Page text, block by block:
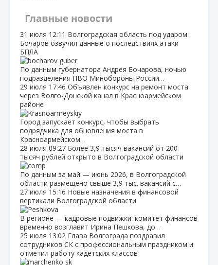
Главные новости
31 июля 12:11 Волгоградская область под ударом:
Бочаров озвучил данные о последствиях атаки
БПЛА
По данным губернатора Андрея Бочарова, ночью
подразделения ПВО Минобороны России…
29 июля 17:46 Объявлен конкурс на ремонт моста
через Волго‑Донской канал в Красноармейском
районе
Город запускает конкурс, чтобы выбрать
подрядчика для обновления моста в
Красноармейском…
28 июля 09:27 Более 3,9 тысяч вакансий от 200
тысяч рублей открыто в Волгоградской области
По данным за май — июнь 2026, в Волгоградской
области размещено свыше 3,9 тыс. вакансий с…
27 июля 15:16 Новые назначения в финансовой
вертикали Волгоградской области
В регионе — кадровые подвижки: комитет финансов
временно возглавит Ирина Пешкова, до…
25 июля 13:02 Глава Волгограда поздравил
сотрудников СК с профессиональным праздником и
отметил работу кадетских классов